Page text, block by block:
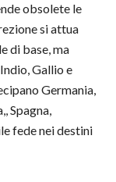
obsolete le
si attua
di base, ma
Gallio e
Germania,
Spagna,
fede nei destini